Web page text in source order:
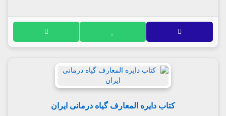
کتاب دایره المعارف گیاه درمانی ایران